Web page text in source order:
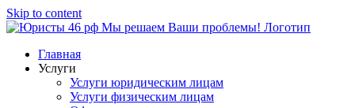
Skip to content
Главная
Услуги
Услуги юридическим лицам
Услуги физическим лицам